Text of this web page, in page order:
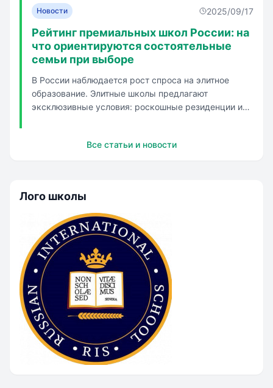
совместно с лидерами индустрии для подготовки
учеников к жизни и карьере в...
Новости 2025/09/17
Рейтинг премиальных школ России: на
что ориентируются состоятельные
семьи при выборе
В России наблюдается рост спроса на элитное
образование. Элитные школы предлагают
эксклюзивные условия: роскошные резиденции и
основанная в 1996 году, предлагает обучение по
Все статьи и новости
Лого школы